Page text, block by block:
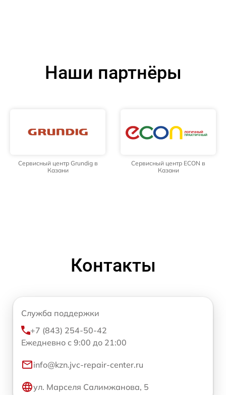
Наши партнёры
Сервисный центр Grundig в
Казани
Сервисный центр ECON в
Казани
Контакты
Служба поддержки
+7 (843) 254-50-42
Ежедневно с 9:00 до 21:00
info@kzn.jvc-repair-center.ru
ул. Марселя Салимжанова, 5